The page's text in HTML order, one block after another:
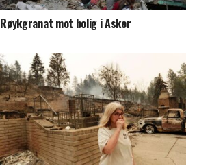
Røykgranat mot bolig i Asker